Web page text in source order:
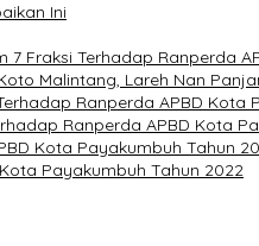
Ini
Fraksi Terhadap Ranperda
Malintang, Lareh Nan
Ranperda APBD Kota
Ranperda APBD Kota
Kota Payakumbuh Tahun
Payakumbuh Tahun 2022